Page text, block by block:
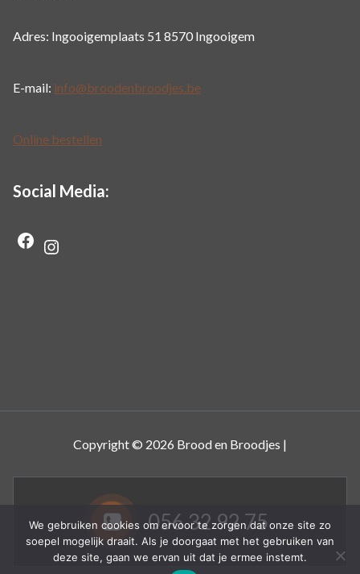
Adres: Ingooigemplaats 51 8570 Ingooigem
E-mail: info@broodenbroodjes.be
Online bestellen
Social Media:
Copyright © 2026 Brood en Broodjes |
056 32 92 75
We gebruiken cookies om ervoor te zorgen dat onze site zo
soepel mogelijk draait. Als je doorgaat met het gebruiken van
deze site, gaan we ervan uit dat je ermee instemt.